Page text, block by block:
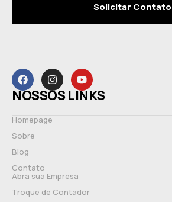
Solicitar Contato
NOSSOS LINKS
Homepage
Sobre
Blog
Contato
Abra sua Empresa
Troque de Contador